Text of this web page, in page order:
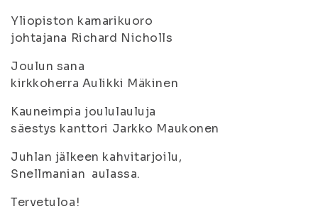
Yliopiston kamarikuoro
johtajana Richard Nicholls
Joulun sana
kirkkoherra Aulikki Mäkinen
Kauneimpia joululauluja
säestys kanttori Jarkko Maukonen
Juhlan jälkeen kahvitarjoilu,
Snellmanian aulassa.
Tervetuloa!